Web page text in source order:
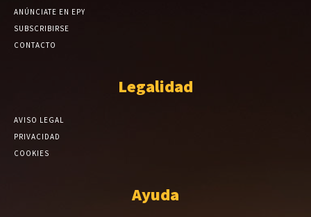
ANÚNCIATE EN EPY
SUBSCRIBIRSE
CONTACTO
Legalidad
AVISO LEGAL
PRIVACIDAD
COOKIES
Ayuda